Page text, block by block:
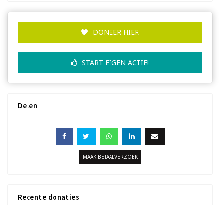
DONEER HIER
START EIGEN ACTIE!
Delen
MAAK BETAALVERZOEK
Recente donaties